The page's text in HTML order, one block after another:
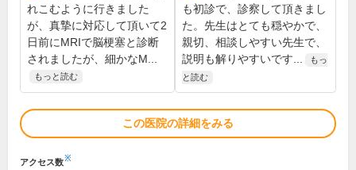
れこむように行きました
が、真摯に対応して頂いて2
日前にMRIで脳梗塞と診断
されましたが、細かなM...
もっと読む
も初診で、診察して頂きまし
た。先生はとても穏やかで、
親切、相談しやすい先生で、
説明も解りやすいです...
もっ
と読む
この医院の詳細をみる
アクセス数※